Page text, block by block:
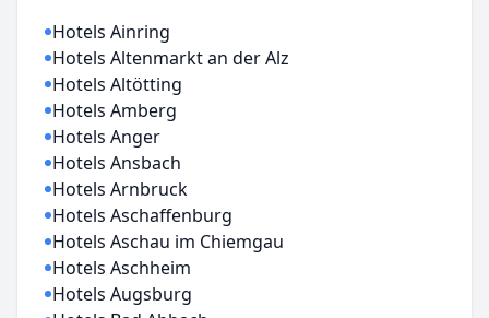
Hotels Ainring
Hotels Altenmarkt an der Alz
Hotels Altötting
Hotels Amberg
Hotels Anger
Hotels Ansbach
Hotels Arnbruck
Hotels Aschaffenburg
Hotels Aschau im Chiemgau
Hotels Aschheim
Hotels Augsburg